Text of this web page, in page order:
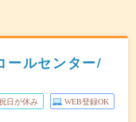
ールセンター/
日が休み WEB登録OK